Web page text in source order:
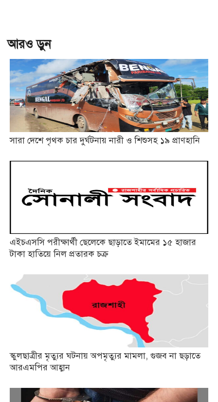
আরও ড়ুন
সারা দেশে পৃথক চার দুর্ঘটনায় নারী ও শিশুসহ ১৯ প্রাণহানি
এইচএসসি পরীক্ষার্থী ছেলেকে ছাড়াতে ইমামের ১৫ হাজার
টাকা হাতিয়ে নিল প্রতারক চক্র
স্কুলছাত্রীর মৃত্যুর ঘটনায় অপমৃত্যুর মামলা, গুজব না ছড়াতে
আরএমপির আহ্বান